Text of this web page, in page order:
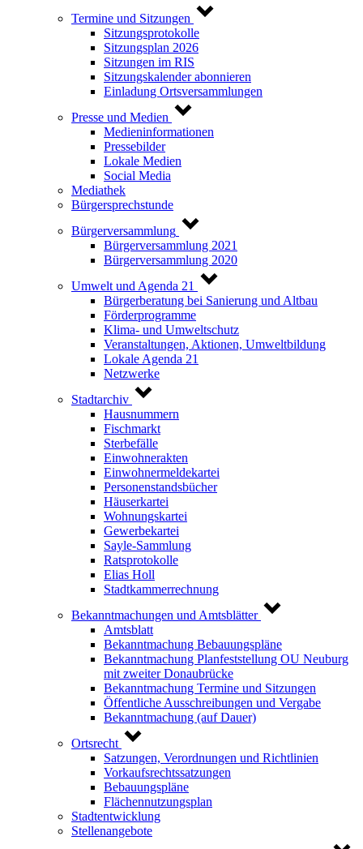
Termine und Sitzungen
Sitzungsprotokolle
Sitzungsplan 2026
Sitzungen im RIS
Sitzungskalender abonnieren
Einladung Ortsversammlungen
Presse und Medien
Medieninformationen
Pressebilder
Lokale Medien
Social Media
Mediathek
Bürgersprechstunde
Bürgerversammlung
Bürgerversammlung 2021
Bürgerversammlung 2020
Umwelt und Agenda 21
Bürgerberatung bei Sanierung und Altbau
Förderprogramme
Klima- und Umweltschutz
Veranstaltungen, Aktionen, Umweltbildung
Lokale Agenda 21
Netzwerke
Stadtarchiv
Hausnummern
Fischmarkt
Sterbefälle
Einwohnerakten
Einwohnermeldekartei
Personenstandsbücher
Häuserkartei
Wohnungskartei
Gewerbekartei
Sayle-Sammlung
Ratsprotokolle
Elias Holl
Stadtkammerrechnung
Bekanntmachungen und Amtsblätter
Amtsblatt
Bekanntmachung Bebauungspläne
Bekanntmachung Planfeststellung OU Neuburg
mit zweiter Donaubrücke
Bekanntmachung Termine und Sitzungen
Öffentliche Ausschreibungen und Vergabe
Bekanntmachung (auf Dauer)
Ortsrecht
Satzungen, Verordnungen und Richtlinien
Vorkaufsrechtssatzungen
Bebauungspläne
Flächennutzungsplan
Stadtentwicklung
Stellenangebote